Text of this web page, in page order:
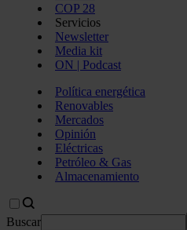
COP 28
Servicios
Newsletter
Media kit
ON | Podcast
Política energética
Renovables
Mercados
Opinión
Eléctricas
Petróleo & Gas
Almacenamiento
Buscar